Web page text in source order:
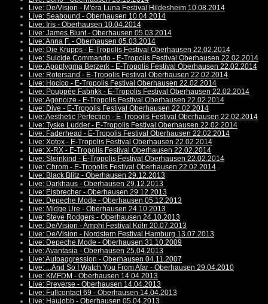
Live: De/Vision - M'era Luna Festival Hildesheim 10.08.2014
Live: Seabound - Oberhausen 10.04.2014
Live: Iris - Oberhausen 10.04.2014
Live: James Blunt - Oberhausen 05.03.2014
Live: Anna F. - Oberhausen 05.03.2014
Live: Die Krupps - E-Tropolis Festival Oberhausen 22.02.2014
Live: Suicide Commando - E-Tropolis Festival Oberhausen 22.02.2014
Live: Apoptygma Berzerk - E-Tropolis Festival Oberhausen 22.02.2014
Live: Rotersand - E-Tropolis Festival Oberhausen 22.02.2014
Live: Hocico - E-Tropolis Festival Oberhausen 22.02.2014
Live: Pouppée Fabrikk - E-Tropolis Festival Oberhausen 22.02.2014
Live: Agonoize - E-Tropolis Festival Oberhausen 22.02.2014
Live: Dive - E-Tropolis Festival Oberhausen 22.02.2014
Live: Aesthetic Perfection - E-Tropolis Festival Oberhausen 22.02.2014
Live: Tyske Ludder - E-Tropolis Festival Oberhausen 22.02.2014
Live: Faderhead - E-Tropolis Festival Oberhausen 22.02.2014
Live: Xotox - E-Tropolis Festival Oberhausen 22.02.2014
Live: X-RX - E-Tropolis Festival Oberhausen 22.02.2014
Live: Steinkind - E-Tropolis Festival Oberhausen 22.02.2014
Live: Chrom - E-Tropolis Festival Oberhausen 22.02.2014
Live: Black Blitz - Oberhausen 29.12.2013
Live: Darkhaus - Oberhausen 29.12.2013
Live: Eisbrecher - Oberhausen 29.12.2013
Live: Depeche Mode - Oberhausen 05.12.2013
Live: Midge Ure - Oberhausen 24.10.2013
Live: Steve Rodgers - Oberhausen 24.10.2013
Live: De/Vision - Amphi Festival Köln 20.07.2013
Live: De/Vision - Nordstern Festival Hamburg 13.07.2013
Live: Depeche Mode - Oberhausen 31.10.2009
Live: Avantasia - Oberhausen 25.04.2013
Live: Autoaggression - Oberhausen 04.11.2007
Live: ...And So I Watch You From Afar - Oberhausen 29.04.2010
Live: KMFDM - Oberhausen 14.04.2013
Live: Preverse - Oberhausen 14.04.2013
Live: Fullcontact 69 - Oberhausen 14.04.2013
Live: Haujobb - Oberhausen 05.04.2013